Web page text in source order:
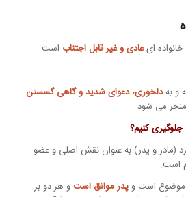
ایعادی و غیر قابل اجتناب است.
و بهدلخوری، دعوای شدید و گاهی گسستن
می شود.
جلوگیری کنیم؟
(مادر و پدر) به عنوان نقش اصلی و عضو
است.
است و پدر موافق استو هر دو بر